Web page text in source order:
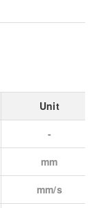
Unit
-
mm
mm/s